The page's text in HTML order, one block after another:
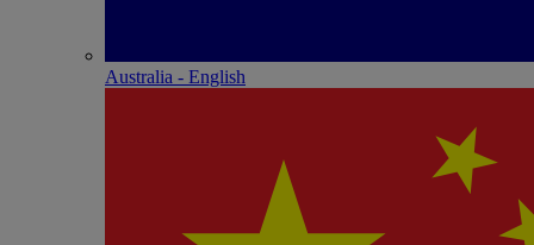
Australia - English